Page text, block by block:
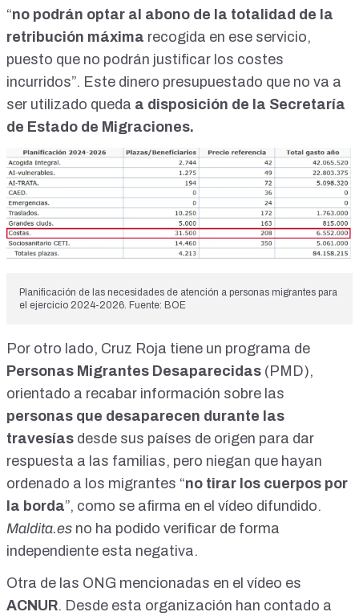
“no podrán optar al abono de la totalidad de la
retribución máxima recogida en ese servicio,
puesto que no podrán justificar los costes
incurridos”. Este dinero presupuestado que no va a
ser utilizado queda a disposición de la Secretaría
de Estado de Migraciones.
Planificación de las necesidades de atención a personas migrantes para
el ejercicio 2024-2026. Fuente: BOE
Por otro lado, Cruz Roja tiene un programa de
Personas Migrantes Desaparecidas (PMD),
orientado a recabar información sobre las
personas que desaparecen durante las
travesías desde sus países de origen para dar
respuesta a las familias, pero niegan que hayan
ordenado a los migrantes “no tirar los cuerpos por
la borda”, como se afirma en el vídeo difundido.
Maldita.es no ha podido verificar de forma
independiente esta negativa.
Otra de las ONG mencionadas en el vídeo es
ACNUR. Desde esta organización han contado a